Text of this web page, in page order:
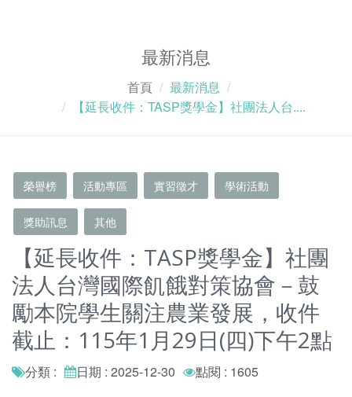
最新消息
首頁
最新消息
【延長收件：TASP獎學金】社團法人台....
榮譽榜 活動專區 實習徵才 學術活動
獎助訊息 其他
【延長收件：TASP獎學金】社團
法人台灣國際飢餓對策協會－鼓
勵本院學生關注農業發展，收件
截止：115年1月29日(四)下午2點
分類 : 日期 : 2025-12-30 點閱 : 1605